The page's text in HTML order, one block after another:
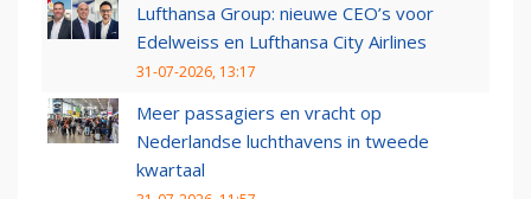
Lufthansa Group: nieuwe CEO’s voor
Edelweiss en Lufthansa City Airlines
31-07-2026, 13:17
Meer passagiers en vracht op
Nederlandse luchthavens in tweede
kwartaal